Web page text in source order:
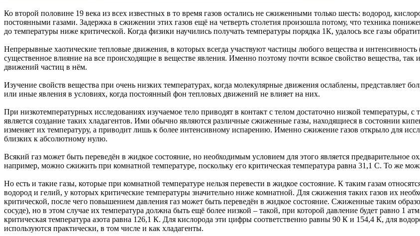
Ко второй половине 19 века из всех известных в то время газов остались не сжиженными только шесть: водород,
постоянными газами. Задержка в сжижении этих газов ещё на четверть столетия произошла потому, что техника
до температуры ниже критической. Когда физики научились получать температуры порядка 1К, удалось все газы
Непрерывные хаотические тепловые движения, в которых всегда участвуют частицы любого вещества и интенсивность
существенное влияние на все происходящие в веществе явления. Именно поэтому почти всякое свойство вещества, так
движений частиц в нём.
Изучение свойств вещества при очень низких температурах, когда молекулярные движения ослаблены, представляет
или иные явления в условиях, когда постоянный фон тепловых движений не влияет на них.
При низкотемпературных исследованиях изучаемое тело приводят в контакт с телом достаточно низкой температуры,
является создание таких хладагентов. Ими обычно являются различные сжиженные газы, находящиеся в состоянии
изменяет их температуру, а приводит лишь к более интенсивному испарению. Именно сжижение газов открыло для
близких к абсолютному нулю.
Всякий газ может быть переведён в жидкое состояние, но необходимым условием для этого является предварительное
например, можно сжижить при комнатной температуре, поскольку его критическая температура равна 31,1 С. То же
Но есть и такие газы, которые при комнатной температуре нельзя перевести в жидкое состояние. К таким газам
водород и гелий, у которых критические температуры значительно ниже комнатной. Для сжижения таких газов их
критической, после чего повышением давления газ может быть переведён в жидкое состояние. Сжиженные таким
сосуде), но в этом случае их температура должна быть ещё более низкой – такой, при которой давление будет равно 1
критическая температура азота равна 126,1 К. Для кислорода эти цифры соответственно равны 90 К и 154,4 К, для
используются практически, в том числе и как хладагенты.